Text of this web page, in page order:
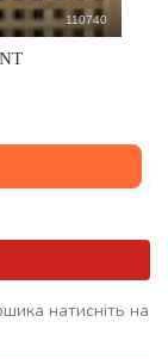
110740
натисніть на